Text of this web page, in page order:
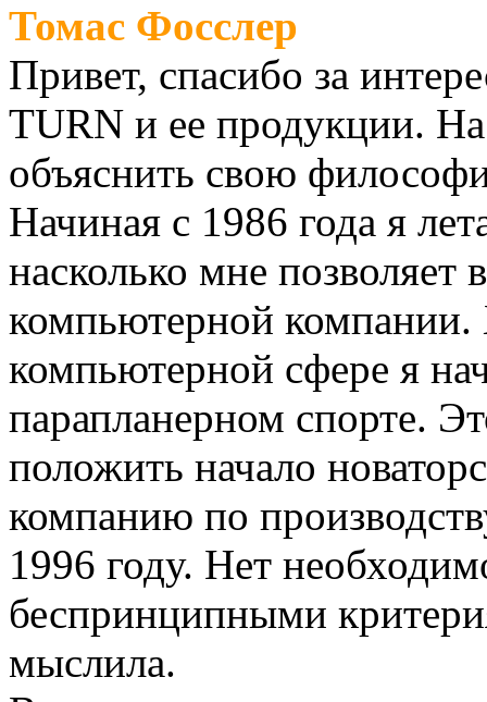
Томас Фосслер
Привет, спасибо за
TURN и ее продукции.
объяснить свою
Начиная с 1986 года я
насколько мне позволяет
компьютерной компании.
компьютерной сфере я
парапланерном спорте.
положить начало
компанию по
1996 году. Нет
беспринципными
мыслила.